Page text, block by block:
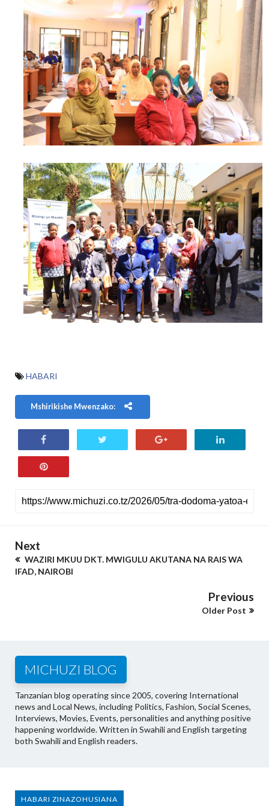
HABARI
Mshirikishe Mwenzako:
Next
WAZIRI MKUU DKT. MWIGULU AKUTANA NA RAIS WA
IFAD, NAIROBI
Previous
Older Post
MICHUZI BLOG
Tanzanian blog operating since 2005, covering International
news and Local News, including Politics, Fashion, Social Scenes,
Interviews, Movies, Events, personalities and anything positive
happening worldwide. Written in Swahili and English targeting
both Swahili and English readers.
HABARI ZINAZOHUSIANA